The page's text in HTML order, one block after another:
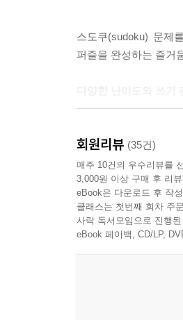
스도쿠(sudoku) 문제
퍼즐을 완성하는 즐거
스도쿠 퍼즐, 이럴 때
- 수학 문제만 보면 금
- 집중력이 부족한 아
- 수학 교과 보조 교재
회원리뷰 (35건)
매주 10건의 우수리뷰를
3,000원 이상 구매 후 리
eBook은 다운로드 후 작
클래스는 첫번째 회차 주
사락 독서모임으로 진행
eBook 페이백, CD/LP,